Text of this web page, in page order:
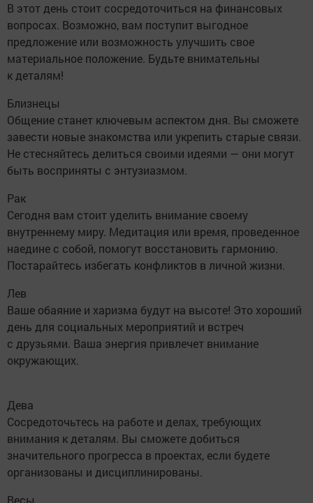
В этот день стоит сосредоточиться на финансовых
вопросах. Возможно, вам поступит выгодное
предложение или возможность улучшить свое
материальное положение. Будьте внимательны
к деталям!
Близнецы
Общение станет ключевым аспектом дня. Вы сможете
завести новые знакомства или укрепить старые связи.
Не стесняйтесь делиться своими идеями — они могут
быть восприняты с энтузиазмом.
Рак
Сегодня вам стоит уделить внимание своему
внутреннему миру. Медитация или время, проведенное
наедине с собой, помогут восстановить гармонию.
Постарайтесь избегать конфликтов в личной жизни.
Лев
Ваше обаяние и харизма будут на высоте! Это хороший
день для социальных мероприятий и встреч
с друзьями. Ваша энергия привлечет внимание
окружающих.
Дева
Сосредоточьтесь на работе и делах, требующих
внимания к деталям. Вы сможете добиться
значительного прогресса в проектах, если будете
организованы и дисциплинированы.
Весы